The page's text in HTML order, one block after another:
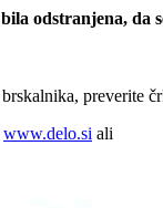
odstranjena, da
preverite
www.delo.si ali